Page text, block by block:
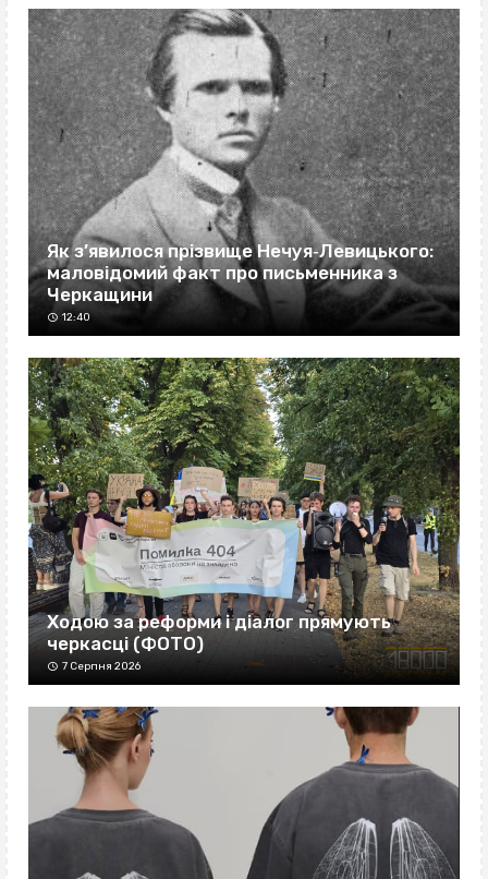
Як з’явилося прізвище Нечуя‐Левицького:
маловідомий факт про письменника з
Черкащини
12:40
Ходою за реформи і діалог прямують
черкасці (ФОТО)
7 Серпня 2026